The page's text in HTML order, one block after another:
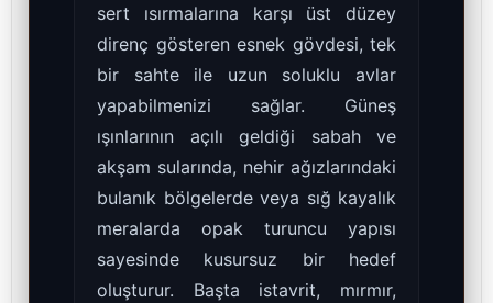
sert ısırmalarına karşı üst düzey
direnç gösteren esnek gövdesi, tek
bir sahte ile uzun soluklu avlar
yapabilmenizi sağlar. Güneş
ışınlarının açılı geldiği sabah ve
akşam sularında, nehir ağızlarındaki
bulanık bölgelerde veya sığ kayalık
meralarda opak turuncu yapısı
sayesinde kusursuz bir hedef
oluşturur. Başta istavrit, mırmır,